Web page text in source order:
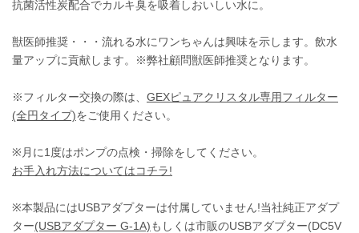
抗菌活性炭配合でカルキ臭を吸着しおいしい水に。
獣医師推奨・・・流れる水にワンちゃんは興味を示します。飲水
量アップに貢献します。※弊社顧問獣医師推奨となります。
※フィルター交換の際は、 GEXピュアクリスタル専用フィルター
(全円タイプ)をご使用ください。
※月に1度はポンプの点検・掃除をしてください。
お手入れ方法についてはコチラ!
※本製品にはUSBアダプターは付属していません!当社純正アダプ
ター(USBアダプター G-1A)もしくは市販のUSBアダプター(DC5V